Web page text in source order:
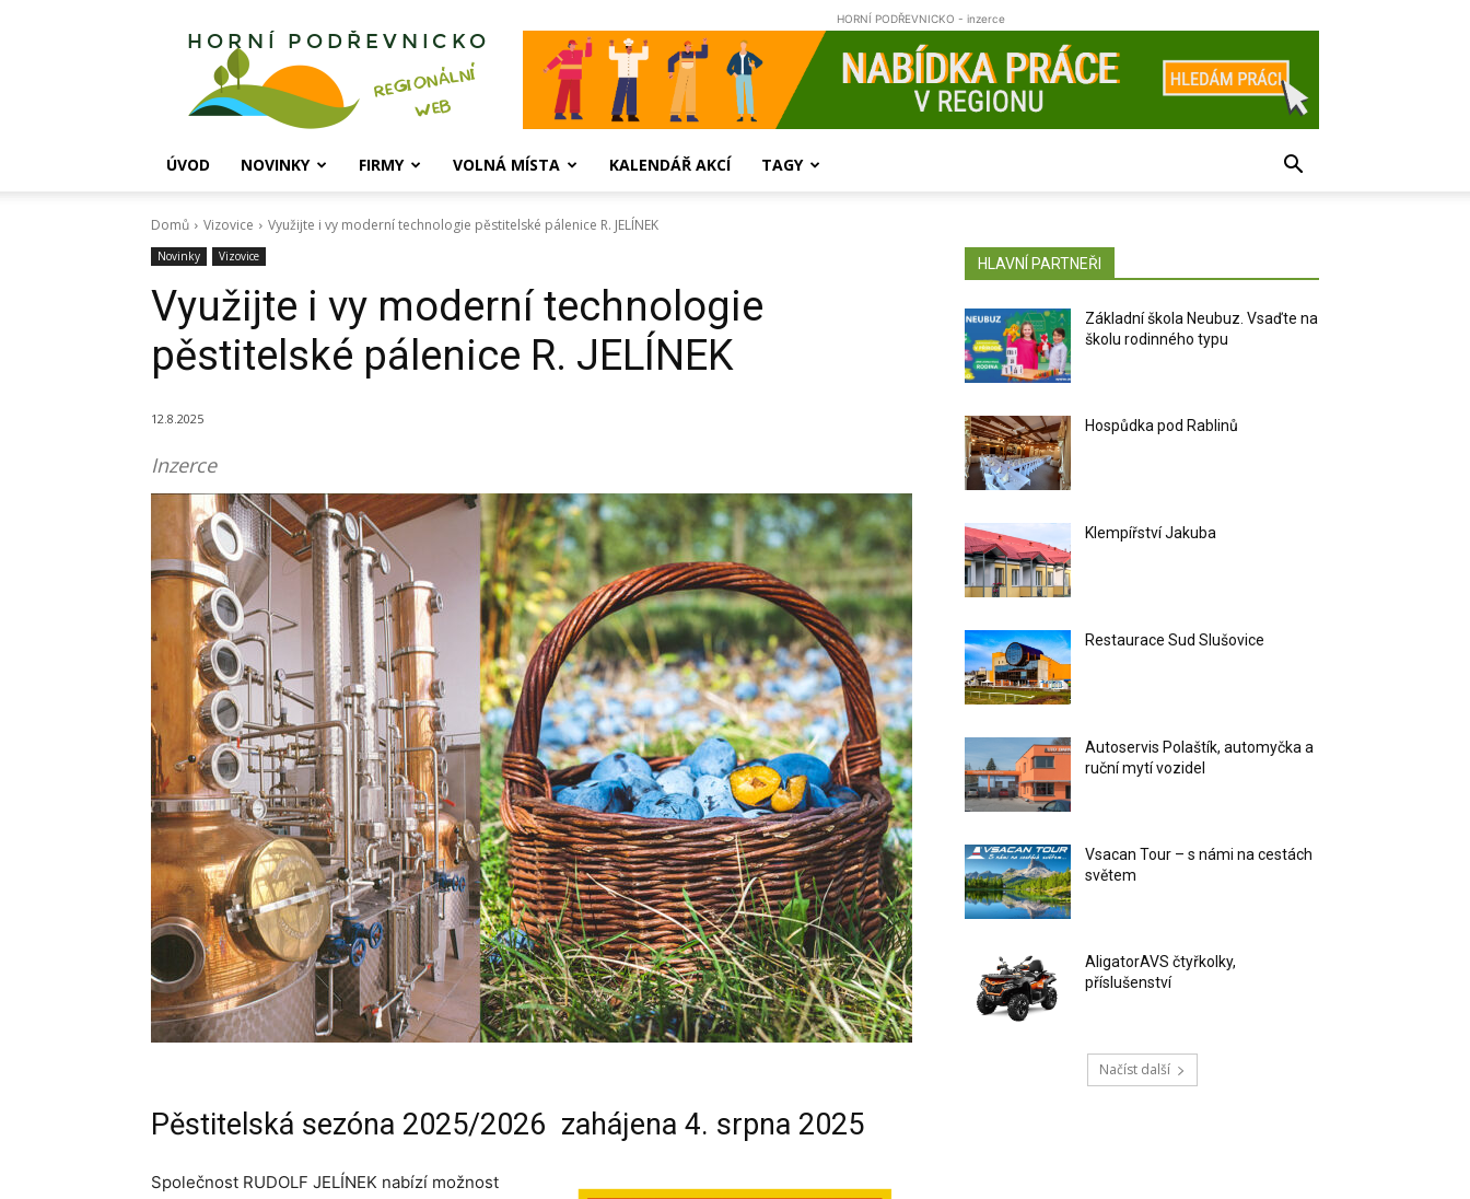
Horní
HORNÍ PODŘEVNICKO - inzerce
ÚVOD NOVINKY FIRMY VOLNÁ MÍSTA KALENDÁŘ AKCÍ TAGY
Domů Vizovice Využijte i vy moderní technologie pěstitelské pálenice R. JELÍNEK
Novinky Vizovice
Využijte i vy moderní technologie
pěstitelské pálenice R. JELÍNEK
12.8.2025
Inzerce
Pěstitelská sezóna 2025/2026 zahájena 4. srpna 2025
Společnost RUDOLF JELÍNEK nabízí možnost
HLAVNÍ PARTNEŘI
Základní škola Neubuz. Vsaďte na
školu rodinného typu
Hospůdka pod Rablinů
Klempířství Jakuba
Restaurace Sud Slušovice
Autoservis Polaštík, automyčka a
ruční mytí vozidel
Vsacan Tour – s námi na cestách
světem
AligatorAVS čtyřkolky,
příslušenství
Načíst další